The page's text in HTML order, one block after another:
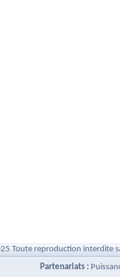
Toute reproduction interdite
Partenariats :